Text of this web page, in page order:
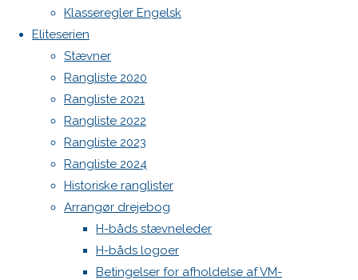
Klasseregler Engelsk
Eliteserien
Stævner
Rangliste 2020
Rangliste 2021
Rangliste 2022
Rangliste 2023
Rangliste 2024
Historiske ranglister
Arrangør drejebog
H-båds stævneleder
H-båds logoer
Betingelser for afholdelse af VM-
Skriv
et
svar
Din e-
mailadresse
vil ikke
WordPress.org